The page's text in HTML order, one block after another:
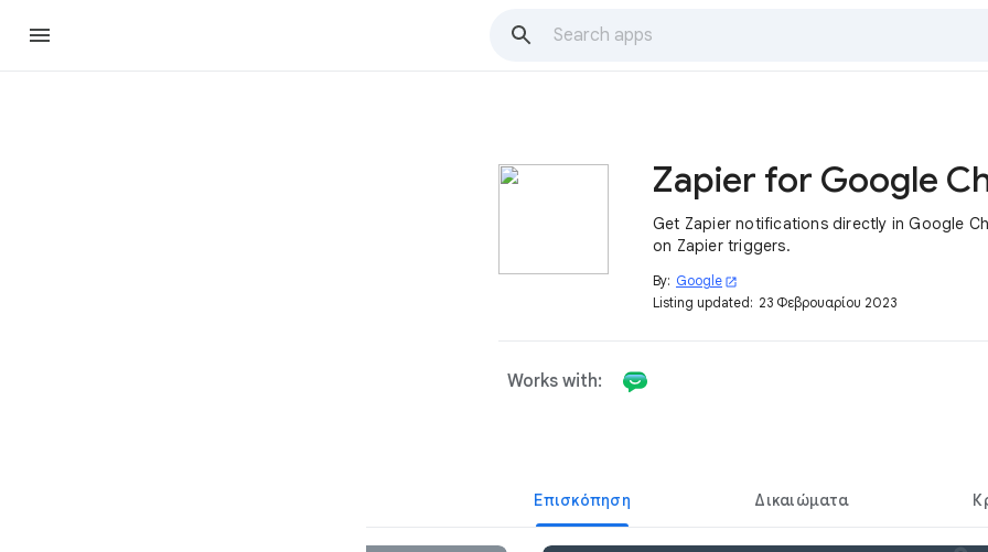
Zapier for Google
Get Zapier notifications directly in Google
on Zapier triggers.
By: Google open_in_new
Listing updated: 23 Φεβρουαρίου 2023
Works with:
Επισκόπηση Δικαιώματα